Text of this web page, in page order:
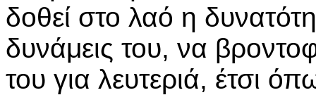
δοθεί στο λαό η
δυνάμεις του, να
του για λευτεριά, έτσι